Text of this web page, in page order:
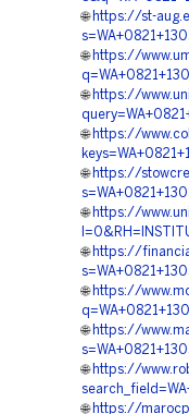
🌐 https://st-
🌐 https://
🌐 https://
🌐 https://
🌐 https://
🌐 https://
🌐 https://
🌐 https://
🌐 https://
🌐 https://
🌐 https://